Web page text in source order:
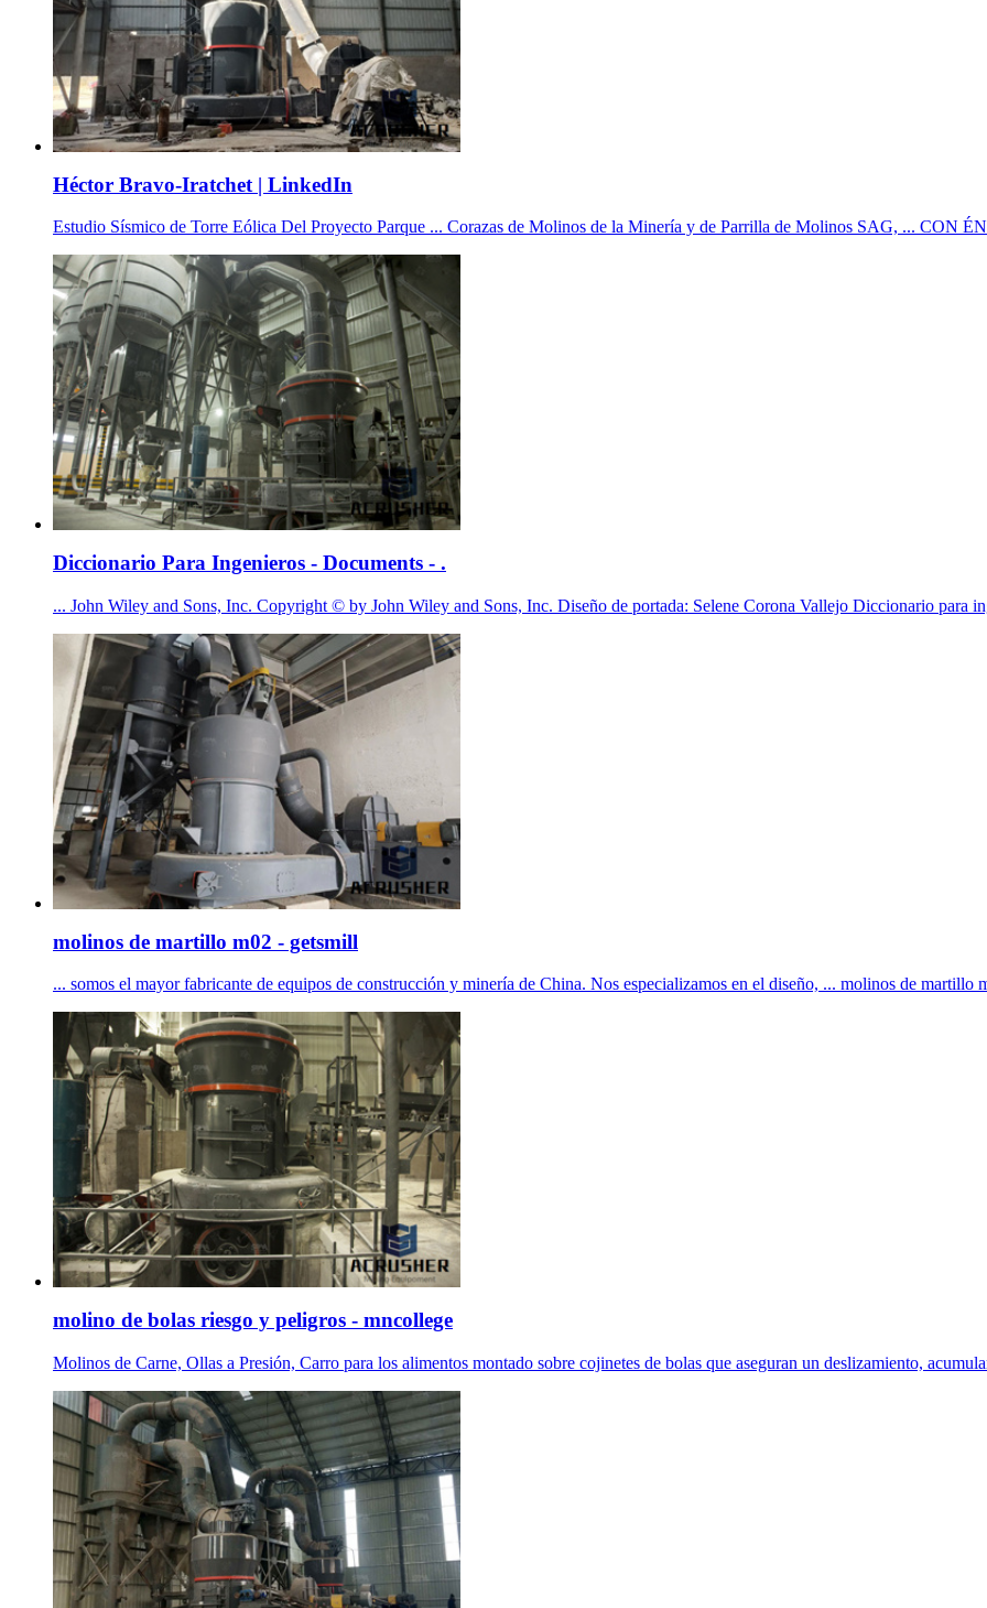
Héctor Bravo-Iratchet | LinkedIn
Estudio Sísmico de Torre Eólica Del Proyecto Parque ... Corazas de Molinos de la Minería y de Parrilla de Molinos SAG, ... CON
Diccionario Para Ingenieros - Documents - .
... John Wiley and Sons, Inc. Copyright © by John Wiley and Sons, Inc. Diseño de portada: Selene Corona Vallejo Diccionario para
molinos de martillo m02 - getsmill
... somos el mayor fabricante de equipos de construcción y minería de China. Nos especializamos en el diseño, ... molinos de martillo
molino de bolas riesgo y peligros - mncollege
Molinos de Carne, Ollas a Presión, Carro para los alimentos montado sobre cojinetes de bolas que aseguran un deslizamiento,